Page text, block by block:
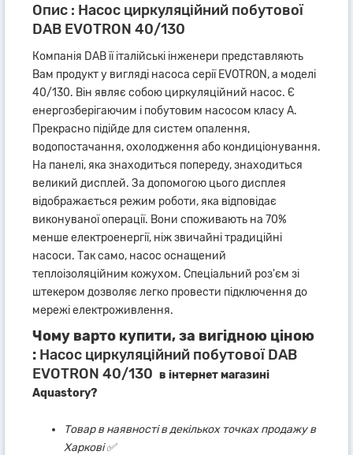
Опис : Насос циркуляційний побутової
DAB EVOTRON 40/130
Компанія DAB її італійські інженери представляють
Вам продукт у вигляді насоса серії EVOTRON, а моделі
40/130. Він являє собою циркуляційний насос. Є
енергозберігаючим і побутовим насосом класу А.
Прекрасно підійде для систем опалення,
водопостачання, охолодження або кондиціонування.
На панелі, яка знаходиться попереду, знаходиться
великий дисплей. За допомогою цього дисплея
відображається режим роботи, яка відповідає
виконуваної операції. Вони споживають на 70%
менше електроенергії, ніж звичайні традиційні
насоси. Так само, насос оснащений
теплоізоляційним кожухом. Спеціальний роз'єм зі
штекером дозволяє легко провести підключення до
мережі електроживлення.
Чому варто купити, за вигідною ціною
: Насос циркуляційний побутової DAB
EVOTRON 40/130 в інтернет магазині
Aquastory?
Товар в наявності в декількох точках продажу в
Харкові ✅